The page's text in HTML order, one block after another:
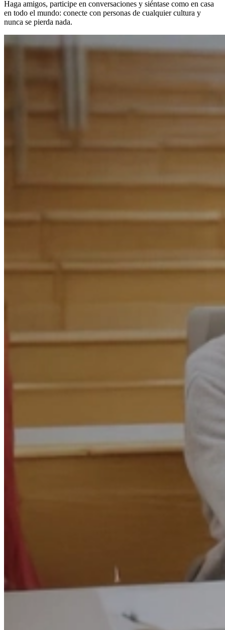
Haga amigos, participe en conversaciones y siéntase como en casa
en todo el mundo: conecte con personas de cualquier cultura y
nunca se pierda nada.